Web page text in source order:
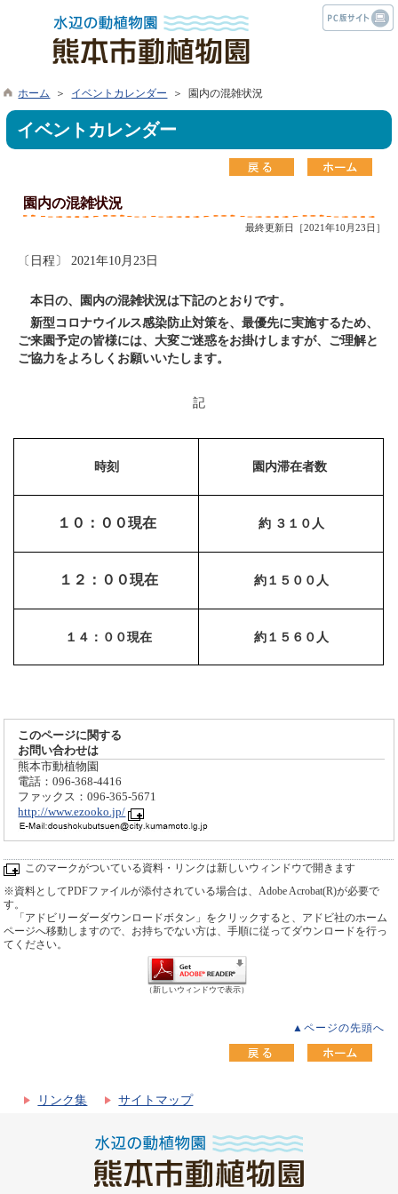
ホーム ＞ イベントカレンダー ＞ 園内の混雑状況
イベントカレンダー
園内の混雑状況
最終更新日［2021年10月23日］
〔日程〕 2021年10月23日
本日の、園内の混雑状況は下記のとおりです。
新型コロナウイルス感染防止対策を、最優先に実施するため、
ご来園予定の皆様には、大変ご迷惑をお掛けしますが、ご理解と
ご協力をよろしくお願いいたします。
記
時刻 園内滞在者数
１０：００現在 約 ３１０人
１２：００現在 約１５００人
１４：００現在 約１５６０人
このページに関する
お問い合わせは
熊本市動植物園
電話：096-368-4416
ファックス：096-365-5671
http://www.ezooko.jp/
このマークがついている資料・リンクは新しいウィンドウで開きます
※資料としてPDFファイルが添付されている場合は、Adobe Acrobat(R)が必要で
す。
「アドビリーダーダウンロードボタン」をクリックすると、アドビ社のホーム
ページへ移動しますので、お持ちでない方は、手順に従ってダウンロードを行っ
てください。
（新しいウィンドウで表示）
▲ページの先頭へ
リンク集 サイトマップ